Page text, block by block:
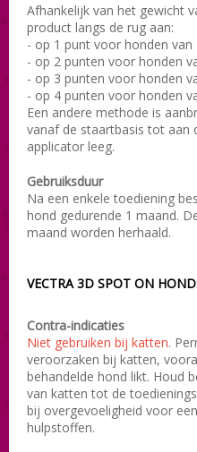
Afhankelijk van het gewicht
product langs de rug aan:
- op 1 punt voor honden van
- op 2 punten voor honden
- op 3 punten voor honden
- op 4 punten voor honden
Een andere methode is
vanaf de staartbasis tot aan
applicator leeg.
Gebruiksduur
Na een enkele toediening
hond gedurende 1 maand.
maand worden herhaald.
VECTRA 3D SPOT ON
Contra-indicaties
Niet gebruiken bij katten.
veroorzaken bij katten,
behandelde hond likt. Houd
van katten tot de
bij overgevoeligheid voor
hulpstoffen.